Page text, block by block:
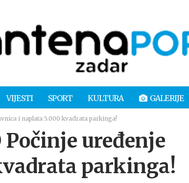
VIJESTI SPORT KULTURA GALERIJE
i naplata 5.000 kvadrata parkinga!
Počinje uređenje
parkinga!